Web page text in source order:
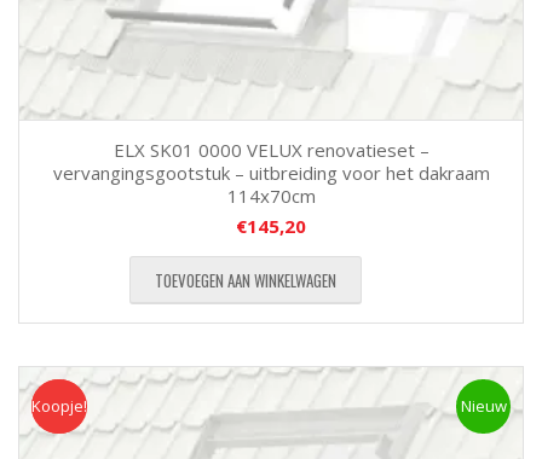
ELX SK01 0000 VELUX renovatieset –
vervangingsgootstuk – uitbreiding voor het dakraam
114x70cm
€145,20
TOEVOEGEN AAN WINKELWAGEN
Koopje Nieuw
Koopje!